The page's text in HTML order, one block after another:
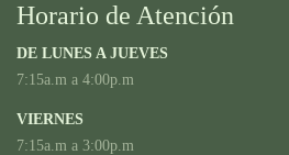
Horario de Atención
DE LUNES A JUEVES
7:15a.m a 4:00p.m
VIERNES
7:15a.m a 3:00p.m